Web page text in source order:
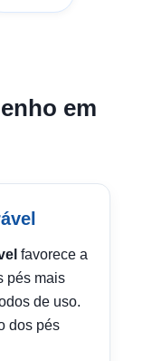
em
favorece a
pés mais
de uso.
dos pés